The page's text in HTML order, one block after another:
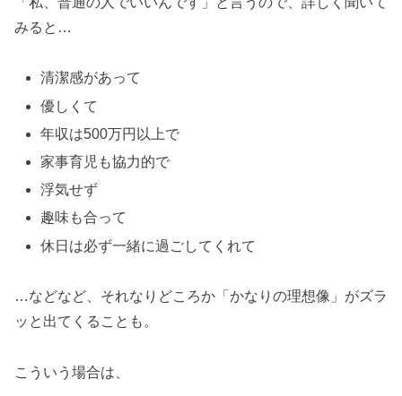
みると…
清潔感があって
優しくて
年収は500万円以上で
家事育児も協力的で
浮気せず
趣味も合って
休日は必ず一緒に過ごしてくれて
…などなど、それなりどころか「かなりの理想像」がズラ
ッと出てくることも。
こういう場合は、